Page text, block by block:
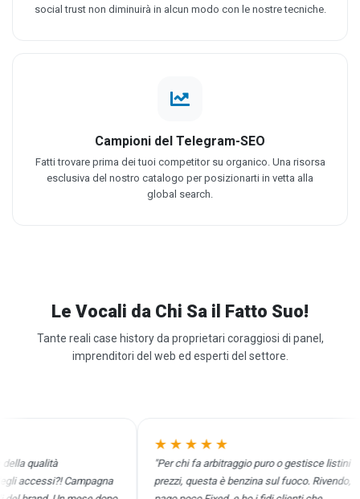
social trust non diminuirà in alcun modo con le nostre tecniche.
Campioni del Telegram-SEO
Fatti trovare prima dei tuoi competitor su organico. Una risorsa
esclusiva del nostro catalogo per posizionarti in vetta alla
global search.
Le Vocali da Chi Sa il Fatto Suo!
Tante reali case history da proprietari coraggiosi di panel,
imprenditori del web ed esperti del settore.
qualità
Campagna
★★★★★
"Per chi fa arbitraggio puro o gestisce listini
prezzi, questa è benzina sul fuoco. Rivendo,